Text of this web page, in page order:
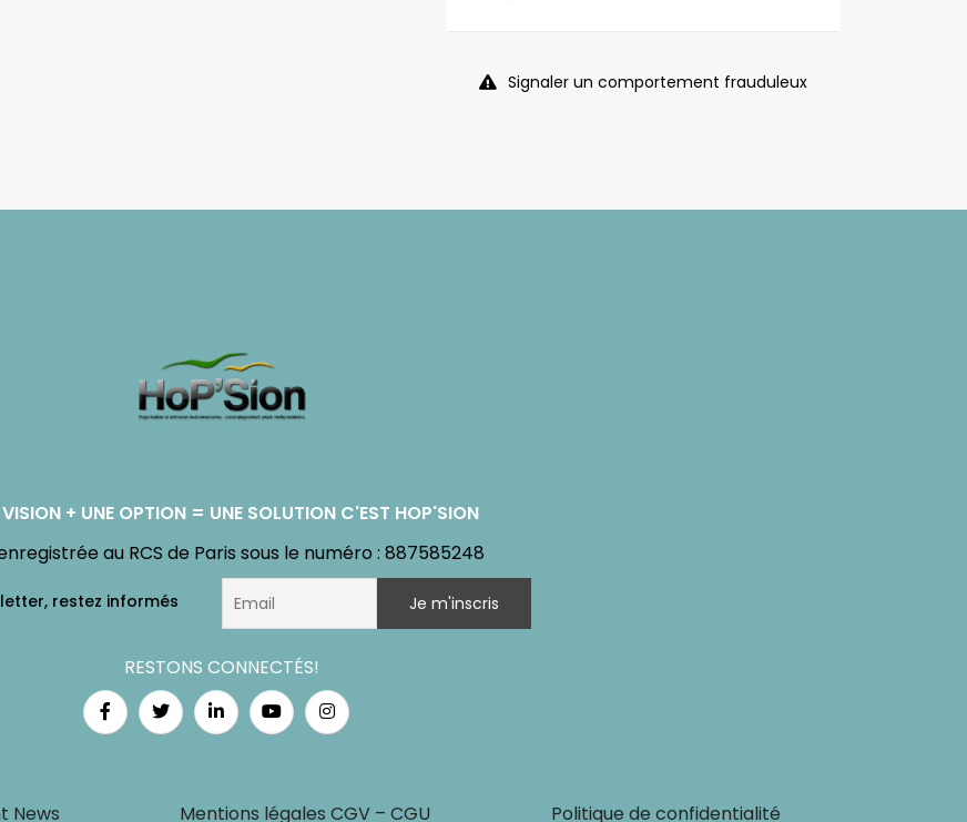
Signaler un comportement frauduleux
VISION + UNE OPTION = UNE SOLUTION C'EST HOP'SION
au RCS de Paris sous le numéro : 887585248
RESTONS CONNECTÉS!
News Mentions légales CGV – CGU Politique de confidentialité